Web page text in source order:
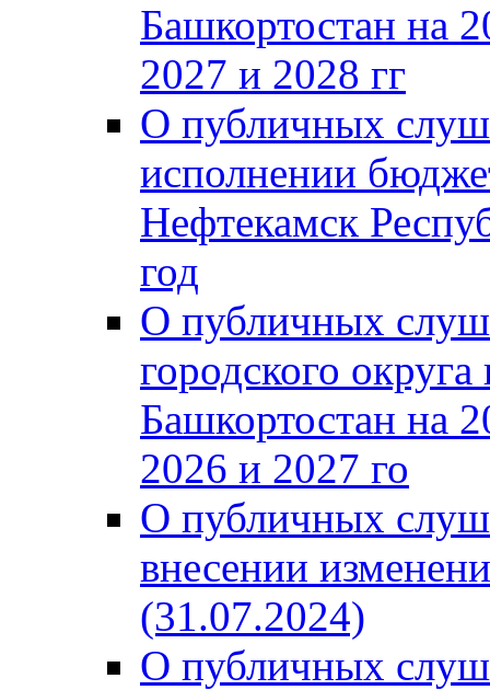
Башкортостан на
2027 и 2028 гг
О публичных
исполнении
Нефтекамск
год
О публичных
городского
Башкортостан на
2026 и 2027 го
О публичных
внесении
(31.07.2024)
О публичных